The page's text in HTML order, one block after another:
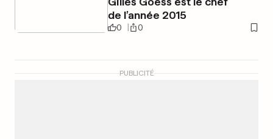
de l’année 2015
0 0
PUBLICITÉ